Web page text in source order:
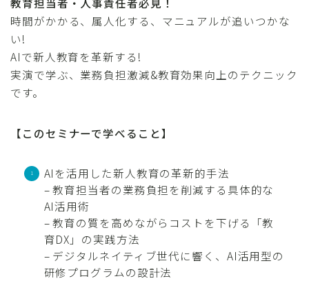
時間がかかる、属人化する、マニュアルが追いつかな
い!
AIで新人教育を革新する!
実演で学ぶ、業務負担激減&教育効果向上のテクニック
です。
【このセミナーで学べること】
AIを活用した新人教育の革新的手法
– 教育担当者の業務負担を削減する具体的な
AI活用術
– 教育の質を高めながらコストを下げる「教
育DX」の実践方法
– デジタルネイティブ世代に響く、AI活用型の
研修プログラムの設計法